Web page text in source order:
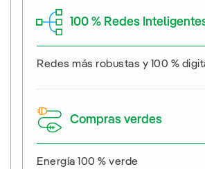
100 % Redes
Redes más robustas y 100 %
Compras verdes
Energía 100 % verde